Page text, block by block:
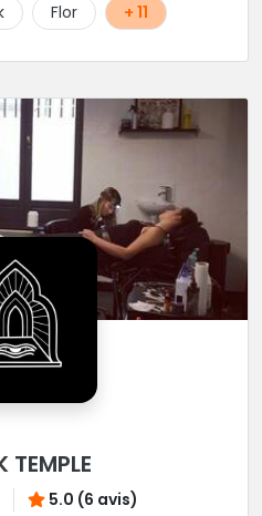
Flor + 11
TEMPLE
5.0 (6 avis)